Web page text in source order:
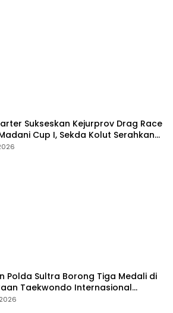
Sukseskan Kejurprov Drag Race
Cup I, Sekda Kolut Serahkan
Polda Sultra Borong Tiga Medali di
Taekwondo Internasional